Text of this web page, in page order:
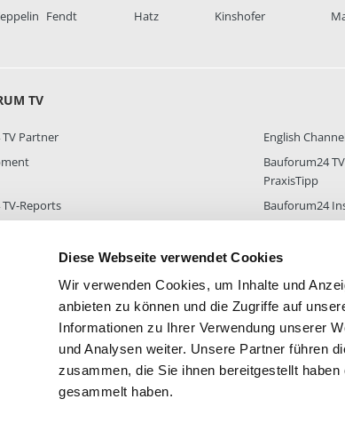
Diese Webseite verwendet Cookies
Wir verwenden Cookies, um Inhalte und
anbieten zu können und die Zugriffe auf
Informationen zu Ihrer Verwendung unserer
und Analysen weiter. Unsere Partner führen
zusammen, die Sie ihnen bereitgestellt
gesammelt haben.
Fendt
Hatz
Kinshofer
TV
Partner
Reports
English
Bauforum24 TV
PraxisTipp
Bauforum24
STATISTIK MITGLIEDER38.431